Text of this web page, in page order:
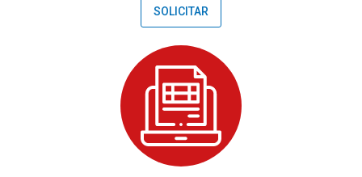
SOLICITARmejorar la
funcionalidad
de la web, en
base a cómo
se usa la
Experiencia